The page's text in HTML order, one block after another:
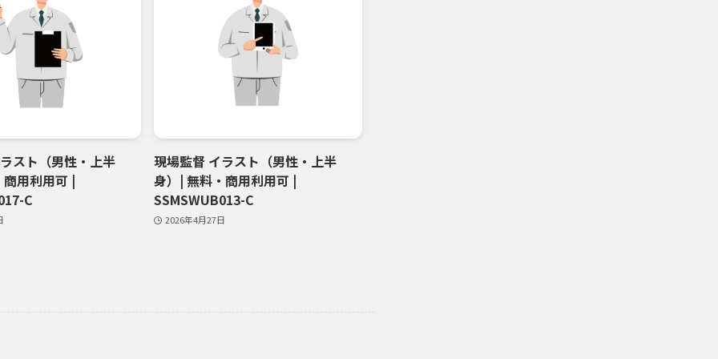
スト（男性・上半
用利用可 |
C
現場監督 イラスト（男性・上半
身）| 無料・商用利用可 |
SSMSWUB013-C
2026年4月27日